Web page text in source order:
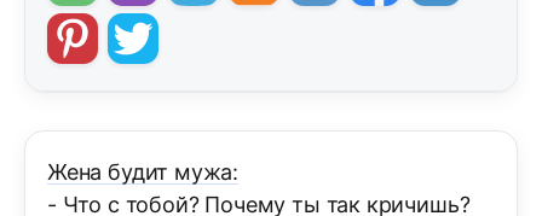
Жена будит мужа:
- Что с тобой? Почему ты так кричишь?